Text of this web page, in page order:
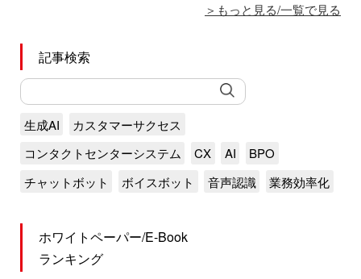
もっと見る/一覧で見る
記事検索
生成AI
カスタマーサクセス
コンタクトセンターシステム
CX AI
BPO
チャットボット
ボイスボット 音声認識 業務効率化
ホワイトペーパー/E-Book
ランキング